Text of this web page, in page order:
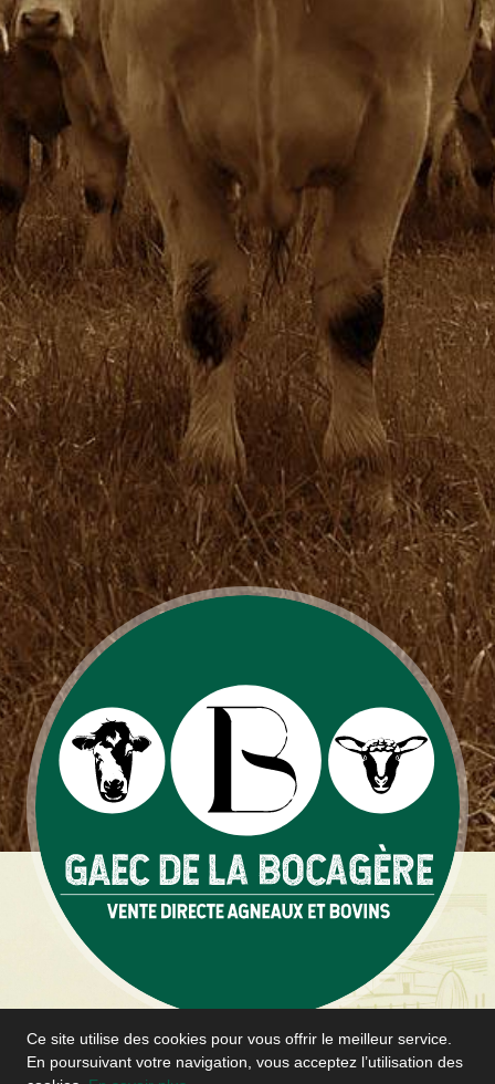
Ce site utilise des cookies pour vous offrir le meilleur service.
En poursuivant votre navigation, vous acceptez l’utilisation des
Accueil | Panier